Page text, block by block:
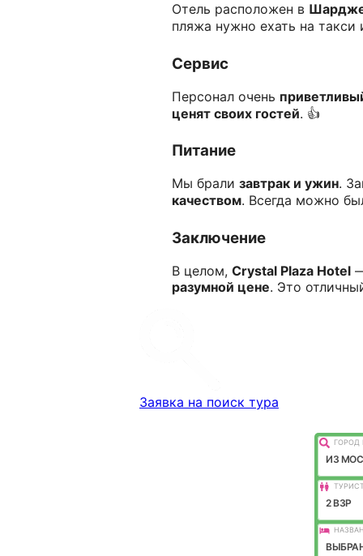
Отель расположен в
пляжа нужно ехать на такси
Сервис
Персонал очень
ценят своих гостей. 👍
Питание
Мы брали завтрак и ужин.
качеством. Всегда можно
Заключение
В целом, Crystal Plaza Hotel
разумной цене. Это
Заявка на поиск тура
ГОРОД
ИЗ
2 ВЗР